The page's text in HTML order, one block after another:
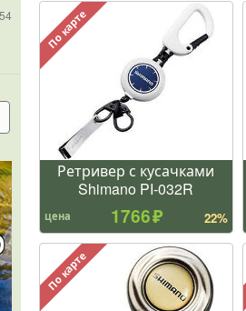
По карте
Ретривер с кусачками
Shimano PI-032R
цена 1766 22%
По карте